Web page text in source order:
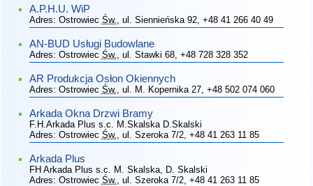
A.P.H.U. WiP
Adres: Ostrowiec Św. , ul. Siennieńska 92, +48 41 266 40 49
AN-BUD Usługi Budowlane
Adres: Ostrowiec Św. , ul. Stawki 68, +48 728 328 352
AR Produkcja Osłon Okiennych
Adres: Ostrowiec Św. , ul. M. Kopernika 27, +48 502 074 060
Arkada Okna Drzwi Bramy
F.H.Arkada Plus s.c. M.Skalska D.Skalski
Adres: Ostrowiec Św. , ul. Szeroka 7/2, +48 41 263 11 85
Arkada Plus
FH Arkada Plus s.c. M. Skalska, D. Skalski
Adres: Ostrowiec Św. , ul. Szeroka 7/2, +48 41 263 11 85